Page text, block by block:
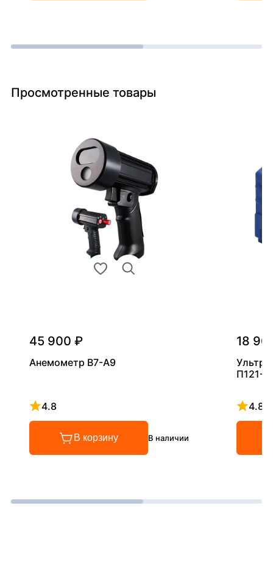
Просмотренные товары
45 900 ₽
Анемометр В7-А9
4.8
Рейтинг 4.8 из 5
В корзину В наличии
18
П121-
4.8